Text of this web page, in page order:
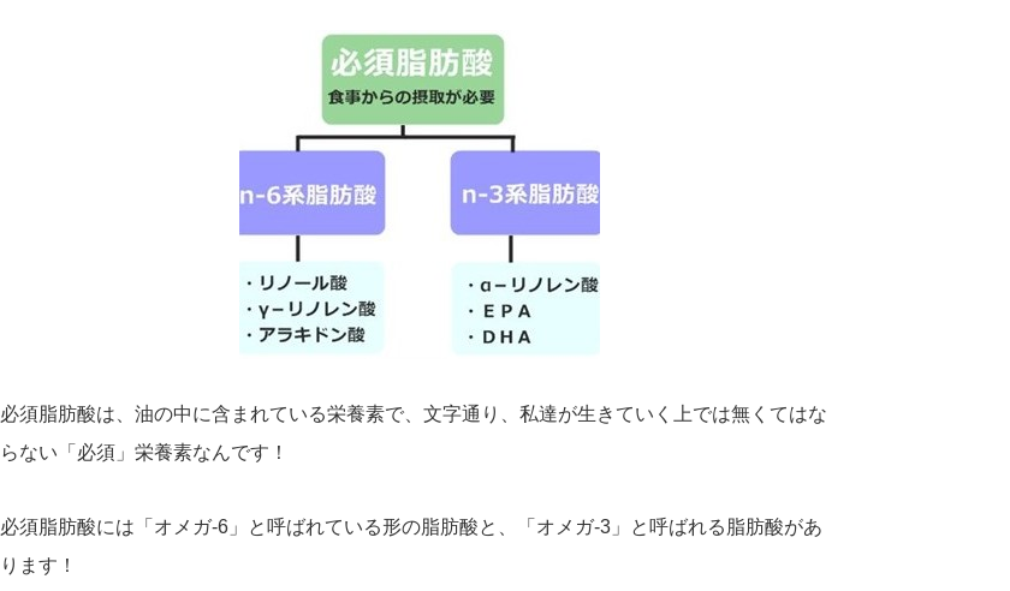
必須脂肪酸は、油の中に含まれている栄養素で、文字通り、私達が生きていく上では無くてはな
らない「必須」栄養素なんです！
必須脂肪酸には「オメガ-6」と呼ばれている形の脂肪酸と、「オメガ-3」と呼ばれる脂肪酸があ
ります！